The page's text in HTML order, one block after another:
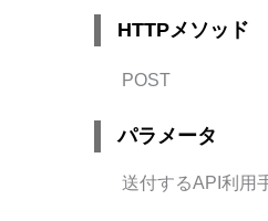
HTTPメソッド
POST
パラメータ
送付するAPI利用